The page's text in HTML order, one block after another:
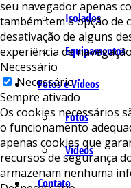
Isolados
Equipamentos
Fotos e Vídeos
Fotos
Vídeos
Contato
seu navegador apenas
também tem a opção de
desativação de alguns
experiência de
Necessário
Necessário
Sempre ativado
Os cookies necessários
o funcionamento
apenas cookies que
recursos de segurança
armazenam nenhuma